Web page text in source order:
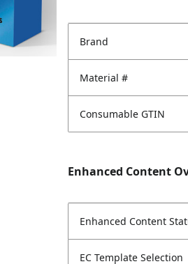
Brand
Material #
Consumable GTIN
Enhanced Content
Enhanced Content
EC Template Selection